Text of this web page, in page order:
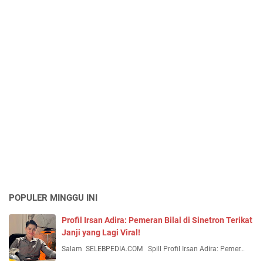
POPULER MINGGU INI
Profil Irsan Adira: Pemeran Bilal di Sinetron Terikat
Janji yang Lagi Viral!
Salam SELEBPEDIA.COM Spill Profil Irsan Adira: Pemer…